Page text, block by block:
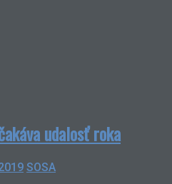
udalosť roka
SOSA